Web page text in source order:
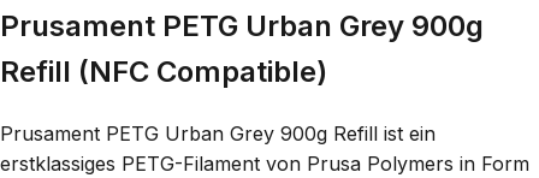
Prusament PETG Urban Grey 900g
Refill (NFC Compatible)
Prusament PETG Urban Grey 900g Refill ist ein
erstklassiges PETG-Filament von Prusa Polymers in Form